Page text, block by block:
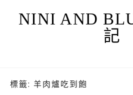
NINI AND
記
標籤: 羊肉爐吃到飽